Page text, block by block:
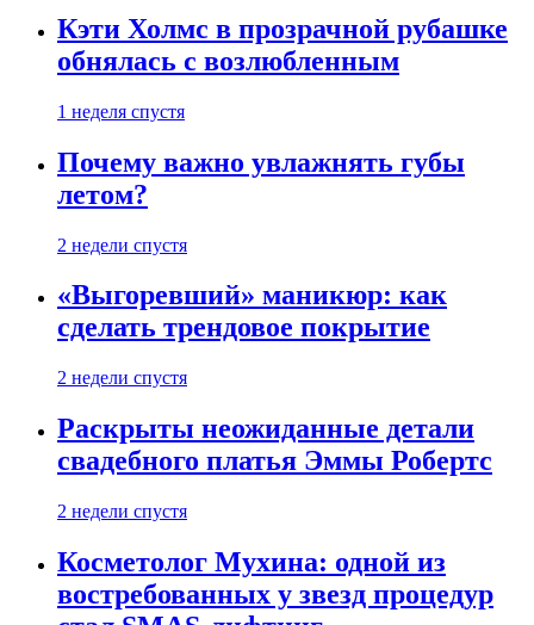
Кэти Холмс в прозрачной рубашке
обнялась с возлюбленным
1 неделя спустя
Почему важно увлажнять губы
летом?
2 недели спустя
«Выгоревший» маникюр: как
сделать трендовое покрытие
2 недели спустя
Раскрыты неожиданные детали
свадебного платья Эммы Робертс
2 недели спустя
Косметолог Мухина: одной из
востребованных у звезд процедур